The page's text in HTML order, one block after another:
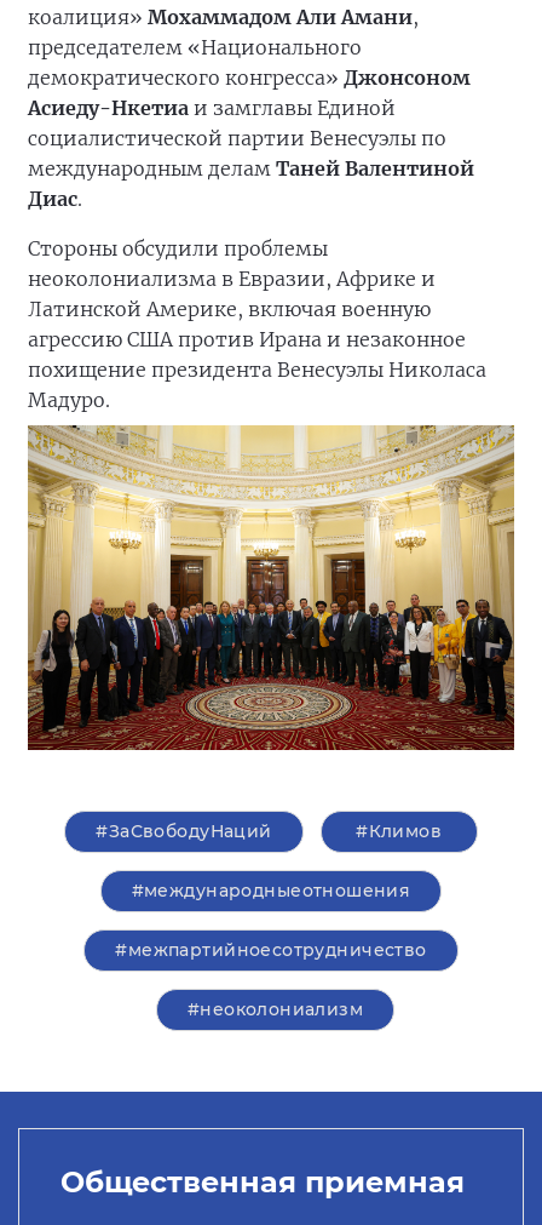
коалиция» Мохаммадом Али Амани,
председателем «Национального
демократического конгресса» Джонсоном
Асиеду-Нкетиа и замглавы Единой
социалистической партии Венесуэлы по
международным делам Таней Валентиной
Диас.
Стороны обсудили проблемы
неоколониализма в Евразии, Африке и
Латинской Америке, включая военную
агрессию США против Ирана и незаконное
похищение президента Венесуэлы Николаса
Мадуро.
#ЗаСвободуНаций #Климов
#международныеотношения
#межпартийноесотрудничество
#неоколониализм
Общественная приемная